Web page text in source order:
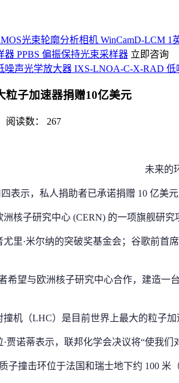
WinCamD-LCM 1
PPBS 偏振保持光束采样器 立即咨询
IXS-LNOA-C-X-RAD 低
粒子加速器捐赠10亿美元
阅读数： 267
未来的
表示，私人捐助者已承诺捐赠 10 亿
核子研究中心 (CERN) 的一项旗舰研
里·米尔纳的突破奖基金会；谷歌前首
希望与欧洲核子研究中心合作，建造一
机（LHC）是目前世界上最大的粒子
贾诺蒂表示，联邦化学会决议将“使我们
子撞击环位于法国和瑞士地下约 100